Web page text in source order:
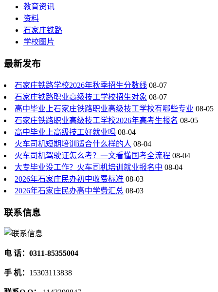
教育资讯
资料
石家庄铁路
学校图片
最新发布
石家庄铁路学校2026年秋季招生分数线 08-07
石家庄铁路职业高级技工学校招生对象 08-07
高中毕业上石家庄铁路职业高级技工学校有哪些专业 08-05
石家庄铁路职业高级技工学校2026年高考生报名 08-05
高中毕业上高级技工好就业吗 08-04
火车司机短期培训适合什么样的人 08-04
火车司机驾驶证怎么考？一文看懂国考全流程 08-04
大专毕业没工作？火车司机培训就业报名中 08-04
2026年石家庄民办初中收费标准 08-03
2026年石家庄民办高中学费汇总 08-03
联系信息
电 话：0311-85355004
手 机： 15303113838